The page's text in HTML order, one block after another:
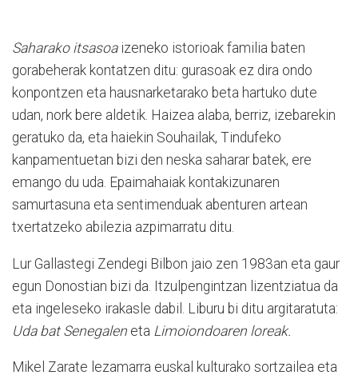
Saharako itsasoa izeneko istorioak familia baten
gorabeherak kontatzen ditu: gurasoak ez dira ondo
konpontzen eta hausnarketarako beta hartuko dute
udan, nork bere aldetik. Haizea alaba, berriz, izebarekin
geratuko da, eta haiekin Souhailak, Tindufeko
kanpamentuetan bizi den neska saharar batek, ere
emango du uda. Epaimahaiak kontakizunaren
samurtasuna eta sentimenduak abenturen artean
txertatzeko abilezia azpimarratu ditu.
Lur Gallastegi Zendegi Bilbon jaio zen 1983an eta gaur
egun Donostian bizi da. Itzulpengintzan lizentziatua da
eta ingeleseko irakasle dabil. Liburu bi ditu argitaratuta:
Uda bat Senegalen eta Limoiondoaren loreak.
Mikel Zarate lezamarra euskal kulturako sortzailea eta